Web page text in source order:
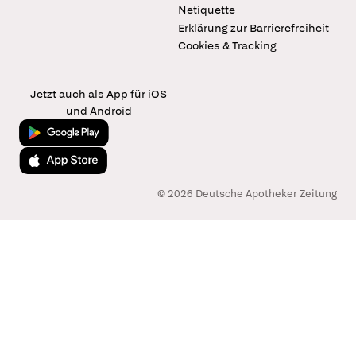
Netiquette
Erklärung zur Barrierefreiheit
Cookies & Tracking
Jetzt auch als App für iOS
und Android
Jetzt bei Google Play
Laden im App Store
© 2026 Deutsche Apotheker Zeitung